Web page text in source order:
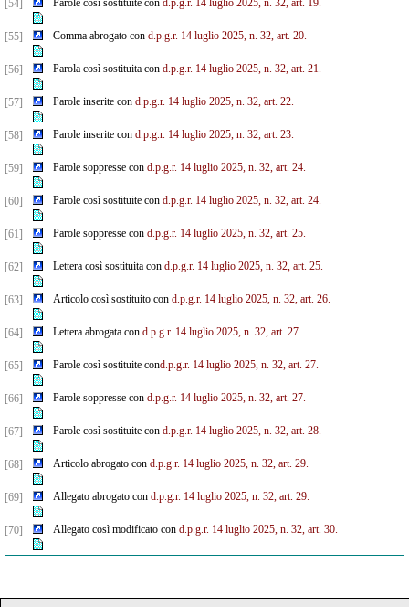
[54] Parole così sostituite con d.p.g.r. 14 luglio 2025, n. 32, art. 19.
[55] Comma abrogato con d.p.g.r. 14 luglio 2025, n. 32, art. 20.
[56] Parola così sostituita con d.p.g.r. 14 luglio 2025, n. 32, art. 21.
[57] Parole inserite con d.p.g.r. 14 luglio 2025, n. 32, art. 22.
[58] Parole inserite con d.p.g.r. 14 luglio 2025, n. 32, art. 23.
[59] Parole soppresse con d.p.g.r. 14 luglio 2025, n. 32, art. 24.
[60] Parole così sostituite con d.p.g.r. 14 luglio 2025, n. 32, art. 24.
[61] Parole soppresse con d.p.g.r. 14 luglio 2025, n. 32, art. 25.
[62] Lettera così sostituita con d.p.g.r. 14 luglio 2025, n. 32, art. 25.
[63] Articolo così sostituito con d.p.g.r. 14 luglio 2025, n. 32, art. 26.
[64] Lettera abrogata con d.p.g.r. 14 luglio 2025, n. 32, art. 27.
[65] Parole così sostituite cond.p.g.r. 14 luglio 2025, n. 32, art. 27.
[66] Parole soppresse con d.p.g.r. 14 luglio 2025, n. 32, art. 27.
[67] Parole così sostituite con d.p.g.r. 14 luglio 2025, n. 32, art. 28.
[68] Articolo abrogato con d.p.g.r. 14 luglio 2025, n. 32, art. 29.
[69] Allegato abrogato con d.p.g.r. 14 luglio 2025, n. 32, art. 29.
[70] Allegato così modificato con d.p.g.r. 14 luglio 2025, n. 32, art. 30.